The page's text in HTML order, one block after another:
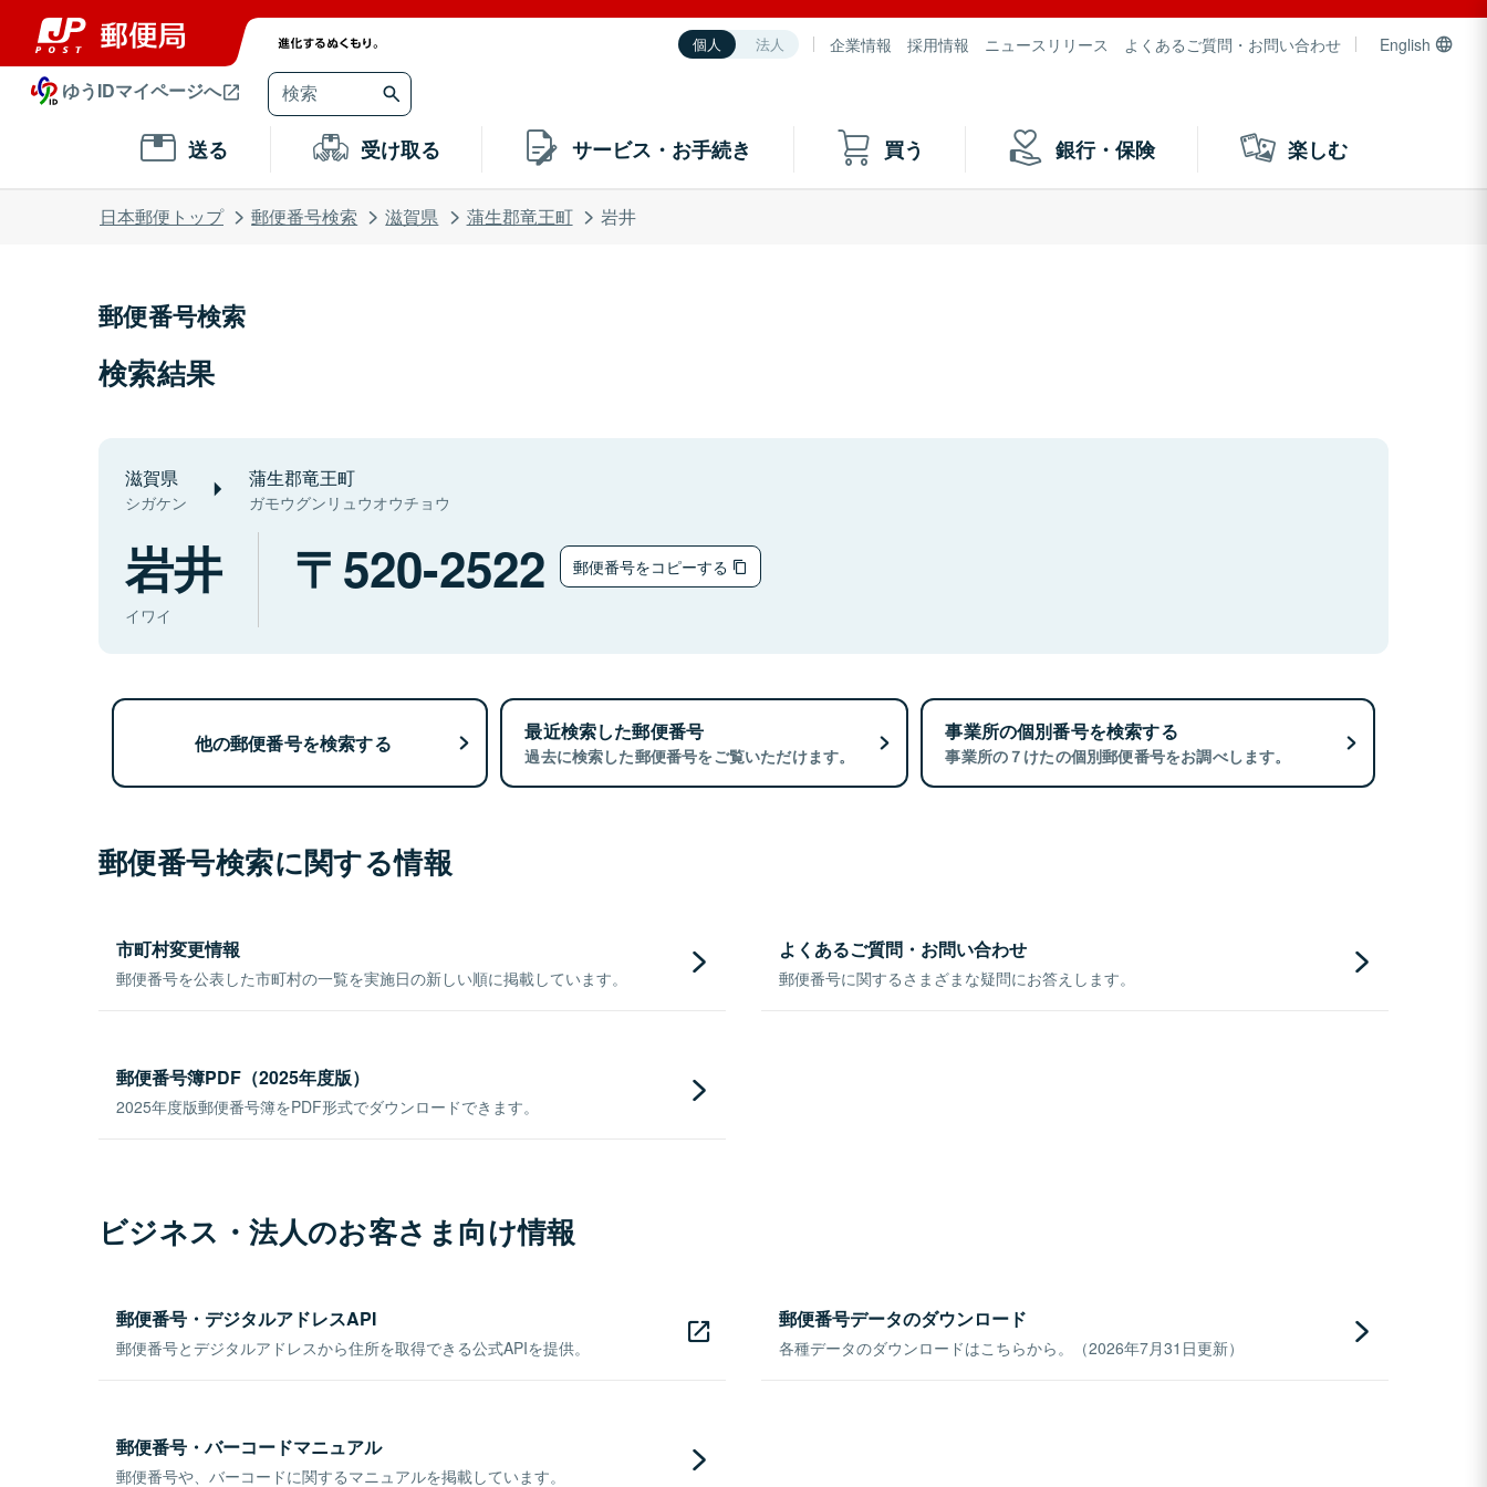
個人 法人 企業情報 採用情報 ニュースリリース よくあるご質問・お問い合わせ English
ゆうIDマイページへ
送る 受け取る サービス・お手続き 買う 銀行・保険 楽しむ
日本郵便トップ 郵便番号検索 滋賀県 蒲生郡竜王町 岩井
郵便番号検索
検索結果
滋賀県
シガケン
蒲生郡竜王町
ガモウグンリュウオウチョウ
岩井
イワイ
520-2522 郵便番号をコピーする
他の郵便番号を検索する 最近検索した郵便番号
過去に検索した郵便番号をご覧いただけます。
事業所の個別番号を検索する
事業所の７けたの個別郵便番号をお調べします。
郵便番号検索に関する情報
市町村変更情報
郵便番号を公表した市町村の一覧を実施日の新しい順に掲載しています。
よくあるご質問・お問い合わせ
郵便番号に関するさまざまな疑問にお答えします。
郵便番号簿PDF（2025年度版）
2025年度版郵便番号簿をPDF形式でダウンロードできます。
ビジネス・法人のお客さま向け情報
郵便番号・デジタルアドレスAPI
郵便番号とデジタルアドレスから住所を取得できる公式APIを提供。
郵便番号データのダウンロード
各種データのダウンロードはこちらから。（2026年7月31日更新）
郵便番号・バーコードマニュアル
郵便番号や、バーコードに関するマニュアルを掲載しています。